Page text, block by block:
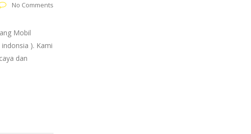
No Comments
Mobil
). Kami
dan